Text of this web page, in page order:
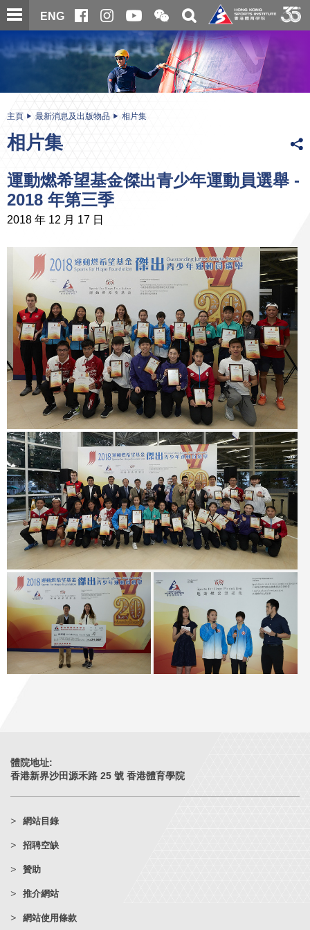
跳
至
內
ENG
開
合
微
信
二
維
碼
關
搜
尋
内
主頁 最新消息及出版物品 相片集
相片集
運動燃希望基金傑出青少年運動員選舉 -
2018 年第三季
2018 年 12 月 17 日
體院地址:
香港新界沙田源禾路 25 號 香港體育學院
網站目錄
招聘空缺
贊助
推介網站
網站使用條款